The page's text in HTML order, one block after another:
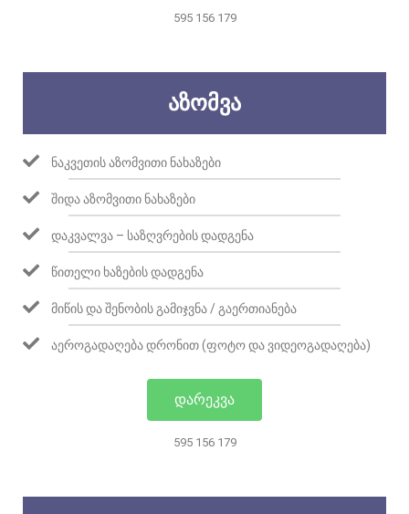
595 156 179
ᲐᲖᲝᲛᲕᲐ
ᲜᲐᲙᲕᲔᲗᲘᲡ ᲐᲖᲝᲛᲕᲘᲗᲘ ᲜᲐᲮᲐᲖᲔᲑᲘ
ᲨᲘᲓᲐ ᲐᲖᲝᲛᲕᲘᲗᲘ ᲜᲐᲮᲐᲖᲔᲑᲘ
ᲓᲐᲙᲕᲐᲚᲕᲐ – ᲡᲐᲖᲦᲕᲠᲔᲑᲘᲡ ᲓᲐᲓᲒᲔᲜᲐ
ᲬᲘᲗᲔᲚᲘ ᲮᲐᲖᲔᲑᲘᲡ ᲓᲐᲓᲒᲔᲜᲐ
ᲛᲘᲬᲘᲡ ᲓᲐ ᲨᲔᲜᲝᲑᲘᲡ ᲒᲐᲛᲘᲯᲕᲜᲐ / ᲒᲐᲔᲠᲗᲘᲐᲜᲔᲑᲐ
ᲐᲔᲠᲝᲒᲐᲓᲐᲦᲔᲑᲐ ᲓᲠᲝᲜᲘᲗ (ᲤᲝᲢᲝ ᲓᲐ ᲕᲘᲓᲔᲝᲒᲐᲓᲐᲦᲔᲑᲐ)
ᲓᲐᲠᲔᲙᲕᲐ
595 156 179